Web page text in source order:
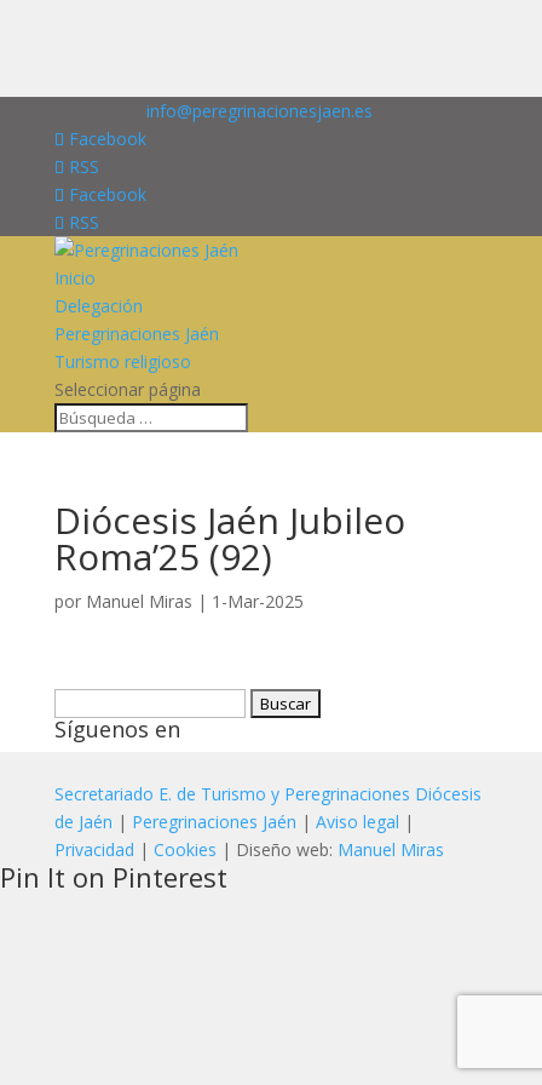
info@peregrinacionesjaen.es
Facebook
RSS
Facebook
RSS
Inicio
Delegación
Peregrinaciones Jaén
Turismo religioso
Seleccionar página
Diócesis Jaén Jubileo
Roma’25 (92)
por Manuel Miras | 1-Mar-2025
Síguenos en
Secretariado E. de Turismo y Peregrinaciones Diócesis
de Jaén | Peregrinaciones Jaén | Aviso legal |
Privacidad | Cookies | Diseño web: Manuel Miras
Pin It on Pinterest